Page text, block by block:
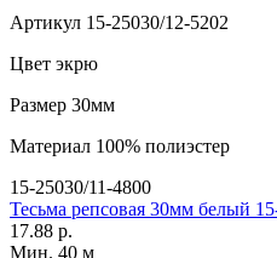
Артикул 15-25030/12-5202
Цвет экрю
Размер 30мм
Материал 100% полиэстер
15-25030/11-4800
Тесьма репсовая 30мм белый
17.88 р.
Мин. 40 м